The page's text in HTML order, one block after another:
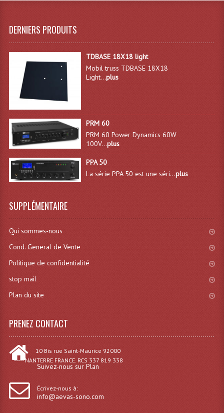
Structures, Pieds, Ponts...
Angle AG20 Structure Contest
Angle AG29 Structure Contest
Angle DECO22Q Structure Contest
Angle DECOTRI Structure Contest
Angle DUO Structure Contest
Angles Structure ASD SX290
Angles Structure ASD SZ 290
Cercle Monotube
Cercle Struct Carrée 290
Cercle Struct Triangulaire290
DERNIERS PRODUITS
TDBASE 18X18 light
Mobil truss TDBASE 18X18
Light...plus
PRM 60
PRM 60 Power Dynamics 60W
100V...plus
PPA 50
La série PPA 50 est une séri...plus
SUPPLÉMENTAIRE
Qui sommes-nous
Cond. General de Vente
Politique de confidentialité
stop mail
Plan du site
PRENEZ CONTACT
10 Bis rue Saint-Maurice 92000
----- NANTERRE FRANCE. RCS 337 819 338
Suivez-nous sur Plan
Écrivez-nous à:
info@aevas-sono.com